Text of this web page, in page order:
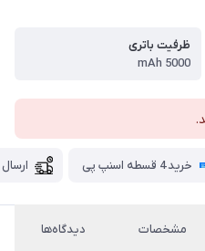
ظرفیت باتری
5000 mAh
خرید 4 قسطه اسنپ پی
مشخصات دیدگاه‌ها